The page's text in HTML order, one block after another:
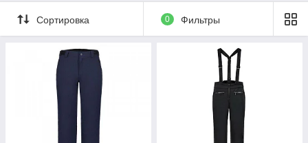
Сортировка 0 Фильтры